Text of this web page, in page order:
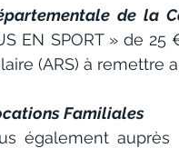
de la
EN SPORT » de
(ARS) à remettre
Familiales
également